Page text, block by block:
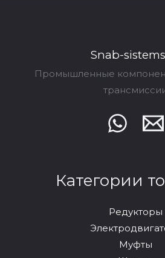
Snab-
Промышленные
Категории
Редукторы
Муфты